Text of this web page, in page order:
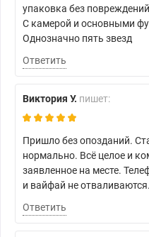
упаковка без
С камерой и основными
Однозначно пять звезд
Ответить
Виктория У. пишет:
Пришло без опозданий.
нормально. Всё целое и
заявленное на месте.
и вайфай не
Ответить